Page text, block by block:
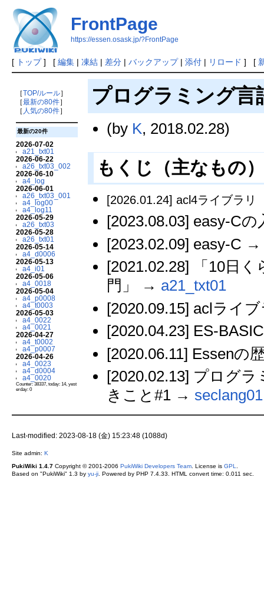
FrontPage
https://essen.osask.jp/?FrontPage
[ トップ] [ 編集| 凍結| 差分| バックアップ| 添付| リロード ] [
［TOP/ルール］
［最新の80件］
［ 人気の80件］
最新の20件
2026-07-02
a21_txt01
2026-06-22
a26_txt03_002
2026-06-10
a4_log
2026-06-01
a26_txt03_001
a4_log00
a4_log11
2026-05-29
a26_txt03
2026-05-28
a26_txt01
2026-05-14
a4_d0006
2026-05-13
a4_i01
2026-05-06
a4_0018
2026-05-04
a4_p0008
a4_t0003
2026-05-03
a4_0022
a4_0021
2026-04-27
a4_t0002
a4_p0007
2026-04-26
a4_0023
a4_d0004
a4_0020
Counter: 38337, today: 14, yest
erday: 0
プログラミング
(by K, 2018.02.28)
もくじ（主なもの）
[2026.01.24] acl4ライブラ
[2023.08.03] easy-C
[2023.02.09] easy-C
[2021.02.28] 「10日
門」 → a21_txt01
[2020.09.15] aclライ
[2020.04.23] ES-
[2020.06.11] Essenの
[2020.02.13] プログ
きこと#1 → seclang01
Last-modified: 2023-08-18 (金) 15:23:48 (1088d)
Site admin: K
PukiWiki 1.4.7Copyright © 2001-2006 PukiWiki Developers Team. License is GPL
Based on "PukiWiki" 1.3 by yu-ji. Powered by PHP 7.4.33. HTML convert time: 0.011 sec.